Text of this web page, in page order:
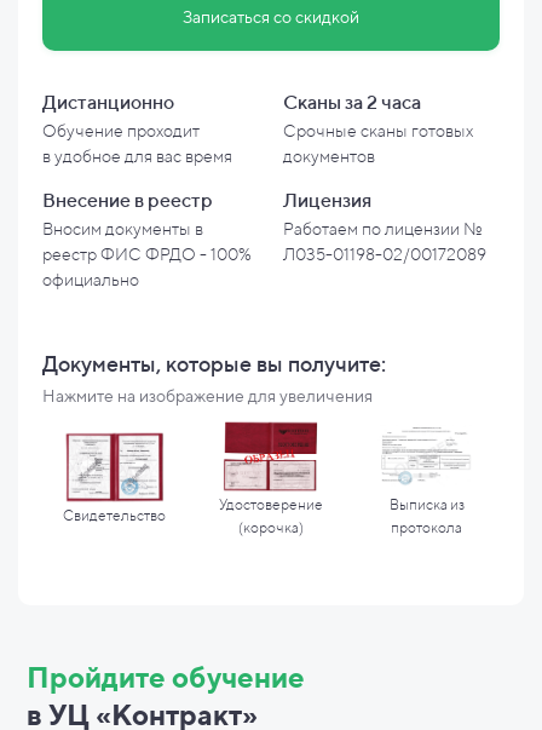
Записаться со скидкой
Дистанционно
Обучение проходит
вудобное для вас время
Сканы за 2 часа
Срочные сканы готовых
документов
Внесение в реестр
Вносим документы в
реестр ФИС ФРДО - 100%
официально
Лицензия
Работаем по лицензии №
Л035-01198-02/00172089
Документы, которые вы получите:
Нажмите на изображение для увеличения
Свидетельство
Удостоверение
(корочка)
Выписка из
протокола
Пройдите обучение
в УЦ «Контракт»